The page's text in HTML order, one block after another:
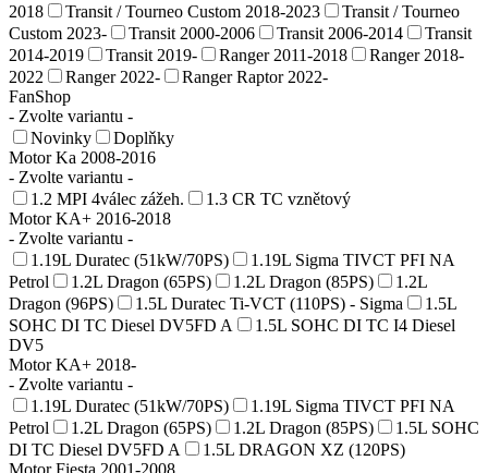
2018
Transit / Tourneo Custom 2018-2023
Transit / Tourneo
Custom 2023-
Transit 2000-2006 Transit 2006-2014
Transit
2014-2019
Transit 2019- Ranger 2011-2018
Ranger 2018-
2022
Ranger 2022-
Ranger Raptor 2022-
FanShop
- Zvolte variantu -
Novinky
Doplňky
Motor Ka 2008-2016
- Zvolte variantu -
1.2 MPI 4válec zážeh.
1.3 CR TC vznětový
Motor KA+ 2016-2018
- Zvolte variantu -
1.19L Duratec (51kW/70PS)
1.19L Sigma TIVCT PFI NA
Petrol
1.2L Dragon (65PS) 1.2L Dragon (85PS)
1.2L
Dragon (96PS)
1.5L Duratec Ti-VCT (110PS) - Sigma
1.5L
SOHC DI TC Diesel DV5FD A
1.5L SOHC DI TC I4 Diesel
DV5
Motor KA+ 2018-
- Zvolte variantu -
1.19L Duratec (51kW/70PS)
1.19L Sigma TIVCT PFI NA
Petrol
1.2L Dragon (65PS) 1.2L Dragon (85PS)
1.5L SOHC
DI TC Diesel DV5FD A
1.5L DRAGON XZ (120PS)
Motor Fiesta 2001-2008